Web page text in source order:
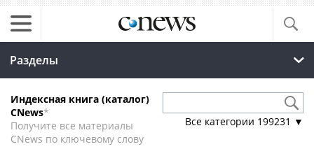
Разделы
Индексная книга (каталог)
CNews*
Получите все материалы
CNews по ключевому слову
Все категории 199231 ▼